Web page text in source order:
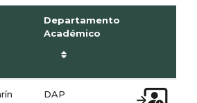
Departamento
Académico
DAP